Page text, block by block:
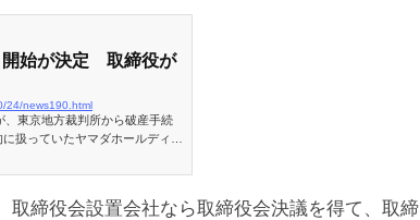
開始が決定 取締役が
24/news190.html
、東京地方裁判所から破産手続
扱っていたヤマダホールディン
締役会設置会社なら取締役会決議を得て、取締